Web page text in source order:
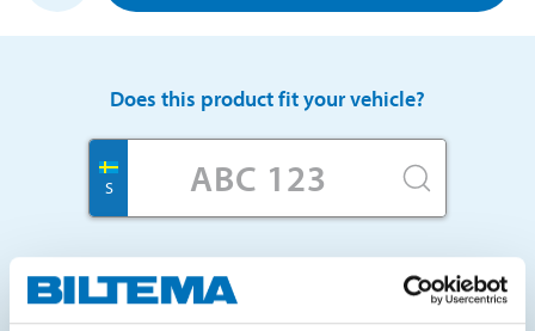
Does this product fit your vehicle?
S
No registration number?
SELECT CAR MANUALLY